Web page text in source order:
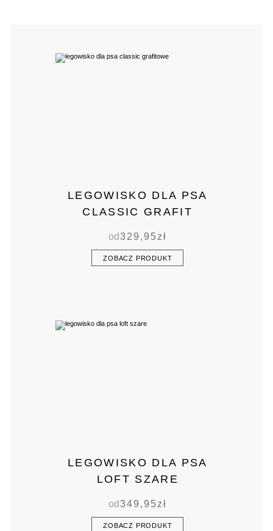
LEGOWISKO DLA PSA
CLASSIC GRAFIT
od329,95zł
ZOBACZ PRODUKT
LEGOWISKO DLA PSA
LOFT SZARE
od349,95zł
ZOBACZ PRODUKT